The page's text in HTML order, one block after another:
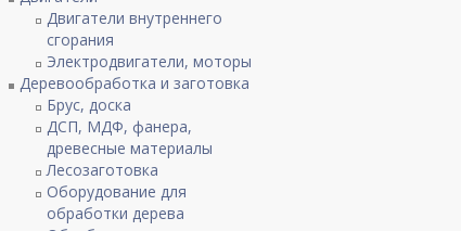
Двигатели внутреннего
сгорания
Электродвигатели, моторы
Деревообработка и заготовка
Брус, доска
ДСП, МДФ, фанера,
древесные материалы
Лесозаготовка
Оборудование для
обработки дерева